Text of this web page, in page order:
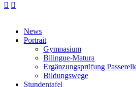
 
News
Portrait
Gymnasium
Bilingue-Matura
Ergänzungsprüfung
Bildungswege
Stundentafel